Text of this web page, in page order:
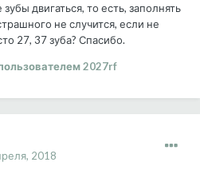
двигаться, то есть, заполнять
не случится, если не
27, 37 зуба? Спасибо.
2027rf
2018